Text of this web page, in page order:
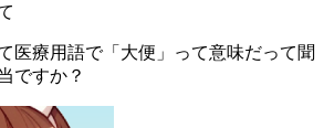
医療用語で「大便」って意味だって聞
ですか？